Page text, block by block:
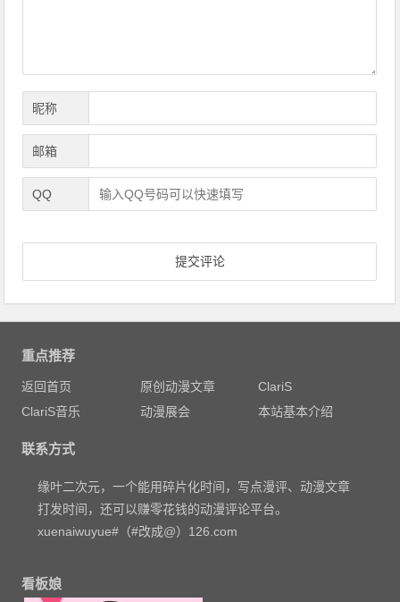
昵称
邮箱
QQ
重点推荐
返回首页 原创动漫文章
ClariS
ClariS音乐
动漫展会 本站基本介绍
联系方式
缘叶二次元，一个能用碎片化时间，写点漫评、动漫文章
打发时间，还可以赚零花钱的动漫评论平台。
xuenaiwuyue#（#改成@）126.com
看板娘